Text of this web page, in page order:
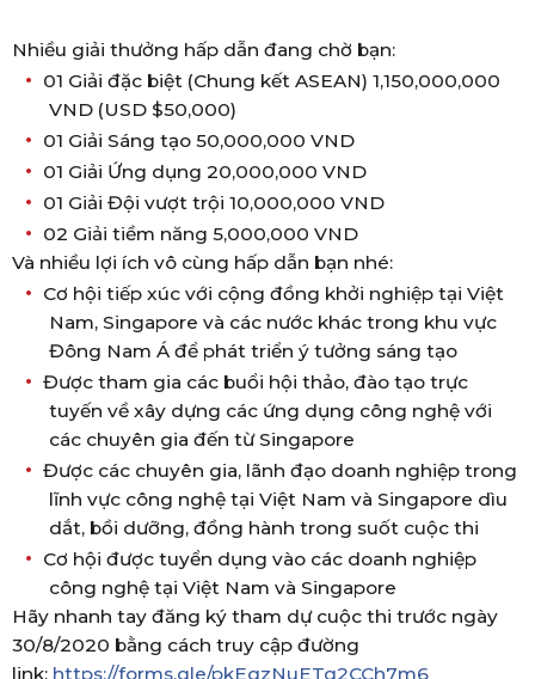
Nhiều giải thưởng hấp dẫn đang chờ bạn:
01 Giải đặc biệt (Chung kết ASEAN) 1,150,000,000
VND (USD $50,000)
01 Giải Sáng tạo 50,000,000 VND
01 Giải Ứng dụng 20,000,000 VND
01 Giải Đội vượt trội 10,000,000 VND
02 Giải tiềm năng 5,000,000 VND
Và nhiều lợi ích vô cùng hấp dẫn bạn nhé:
Cơ hội tiếp xúc với cộng đồng khởi nghiệp tại Việt
Nam, Singapore và các nước khác trong khu vực
Đông Nam Á để phát triển ý tưởng sáng tạo
Được tham gia các buổi hội thảo, đào tạo trực
tuyến về xây dựng các ứng dụng công nghệ với
các chuyên gia đến từ Singapore
Được các chuyên gia, lãnh đạo doanh nghiệp trong
lĩnh vực công nghệ tại Việt Nam và Singapore dìu
dắt, bồi dưỡng, đồng hành trong suốt cuộc thi
Cơ hội được tuyển dụng vào các doanh nghiệp
công nghệ tại Việt Nam và Singapore
Hãy nhanh tay đăng ký tham dự cuộc thi trước ngày
30/8/2020 bằng cách truy cập đường
link: https://forms.gle/pkEqzNuETq2CCh7m6